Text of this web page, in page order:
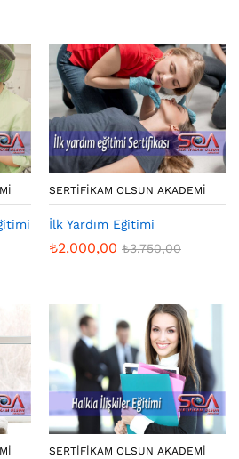
SERTIFIKAM OLSUN AKADEMI
İlk Yardım Eğitimi
₺2.000,00 ₺3.750,00
SERTIFIKAM OLSUN AKADEMI